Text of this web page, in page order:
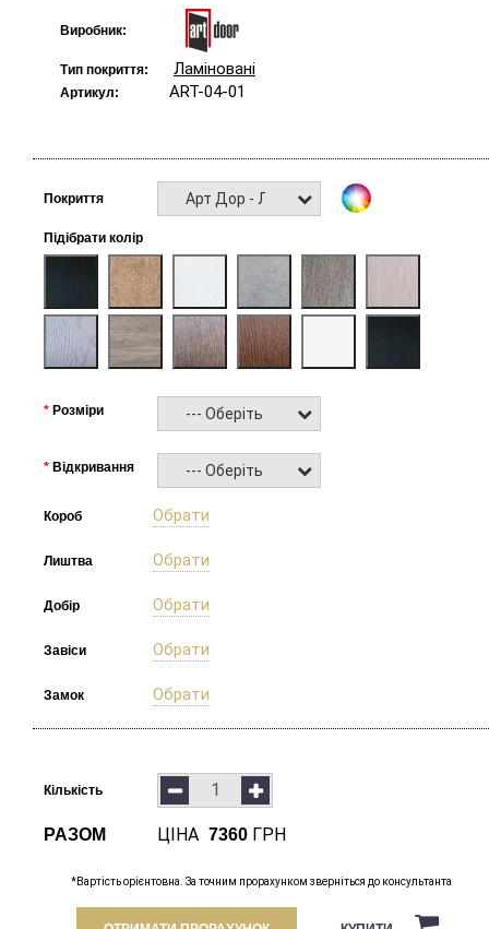
Виробник:
Тип покриття: Ламіновані
Артикул: ART-04-01
Покриття Арт Дор - Ламінат
Підібрати колір
Розміри --- Оберіть ---
Відкривання --- Оберіть ---
Короб Обрати
Лиштва Обрати
Добір Обрати
Завіси Обрати
Замок Обрати
Кількість
РАЗОМ ЦІНА 7360 ГРН
*Вартість орієнтовна. За точним прорахунком зверніться до консультанта